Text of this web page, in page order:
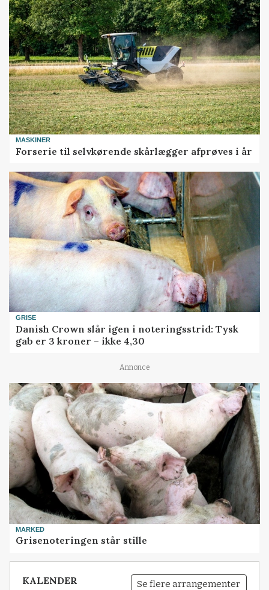
MASKINER
Forserie til selvkørende skårlægger afprøves i år
GRISE
Danish Crown slår igen i noteringsstrid: Tysk
gab er 3 kroner – ikke 4,30
Annonce
MARKED
Grisenoteringen står stille
KALENDER Se flere arrangementer